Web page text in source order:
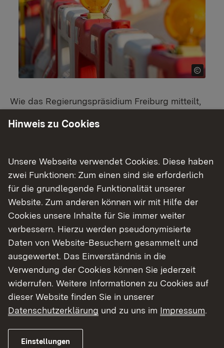
Wie das Regierungspräsidium Freiburg mitteilt,
Neuenburg am Rhein jeweils eine Brücke über die
umgeleitet, die Umleitung wird ausgeschildert.
beginnen die Arbeiten am Montag, 15. Juni. Auch
diese Brücke wird für rund fünf Monate gesperrt,
auch hier wird die Umleitung ausgeschildert. Die
Vorarbeiten hierfür haben bereits am 1. Juni
Wegen des Aufbaus der Gerüste wird die B 378 in
den beiden kommenden Wochen an mehreren
Tagen nachts von 20 Uhr bis 6 Uhr gesperrt. Der
Hinweis zu Cookies
Unsere Webseite verwendet Cookies. Diese haben
zwei Funktionen: Zum einen sind sie erforderlich
für die grundlegende Funktionalität unserer
Website. Zum anderen können wir mit Hilfe der
Cookies unsere Inhalte für Sie immer weiter
verbessern. Hierzu werden pseudonymisierte
Daten von Website-Besuchern gesammelt und
ausgewertet. Das Einverständnis in die
Verwendung der Cookies können Sie jederzeit
widerrufen. Weitere Informationen zu Cookies auf
dieser Website finden Sie in unserer
Datenschutzerklärung und zu uns im Impressum.
Einstellungen